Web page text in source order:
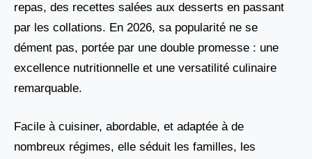
repas, des recettes salées aux desserts en passant
par les collations. En 2026, sa popularité ne se
dément pas, portée par une double promesse : une
excellence nutritionnelle et une versatilité culinaire
remarquable.
Facile à cuisiner, abordable, et adaptée à de
nombreux régimes, elle séduit les familles, les